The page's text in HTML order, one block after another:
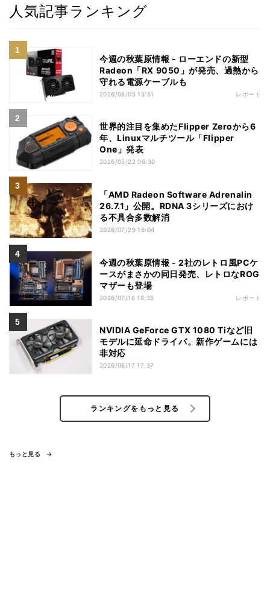
人気記事ランキング
今週の秋葉原情報 - ローエンドの新型
Radeon「RX 9050」が発売、過熱から
守れる電源ケーブルも
2026/08/05 15:51 レポート
世界的注目を集めたFlipper Zeroから6
年、Linuxマルチツール「Flipper
One」発表
2026/05/22 06:30
「AMD Radeon Software Adrenalin
26.7.1」公開。RDNA 3シリーズにおけ
る不具合多数解消
2026/07/29 16:04
今週の秋葉原情報 - 2社のレトロ風PCケ
ースがまさかの同日発売、レトロなROG
マザーも登場
2026/07/16 18:35 レポート
NVIDIA GeForce GTX 1080 Tiなど旧
モデルに延命ドライバ。新作ゲームには
非対応
2026/06/17 17:37
ランキングをもっと見る
もっと見る